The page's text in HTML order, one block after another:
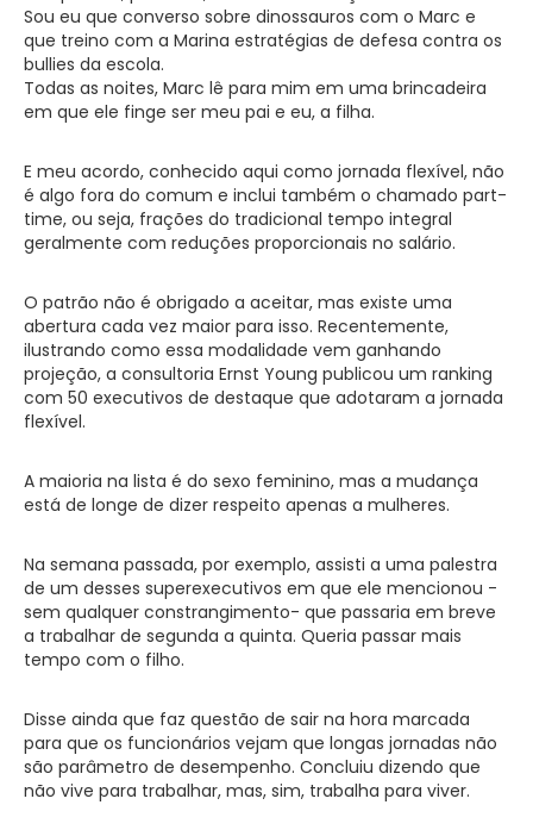
Sou eu que converso sobre dinossauros com o Marc e
que treino com a Marina estratégias de defesa contra os
bullies da escola.
Todas as noites, Marc lê para mim em uma brincadeira
em que ele finge ser meu pai e eu, a filha.
E meu acordo, conhecido aqui como jornada flexível, não
é algo fora do comum e inclui também o chamado part-
time, ou seja, frações do tradicional tempo integral
geralmente com reduções proporcionais no salário.
O patrão não é obrigado a aceitar, mas existe uma
abertura cada vez maior para isso. Recentemente,
ilustrando como essa modalidade vem ganhando
projeção, a consultoria Ernst Young publicou um ranking
com 50 executivos de destaque que adotaram a jornada
flexível.
A maioria na lista é do sexo feminino, mas a mudança
está de longe de dizer respeito apenas a mulheres.
Na semana passada, por exemplo, assisti a uma palestra
de um desses superexecutivos em que ele mencionou -
sem qualquer constrangimento- que passaria em breve
a trabalhar de segunda a quinta. Queria passar mais
tempo com o filho.
Disse ainda que faz questão de sair na hora marcada
para que os funcionários vejam que longas jornadas não
são parâmetro de desempenho. Concluiu dizendo que
não vive para trabalhar, mas, sim, trabalha para viver.